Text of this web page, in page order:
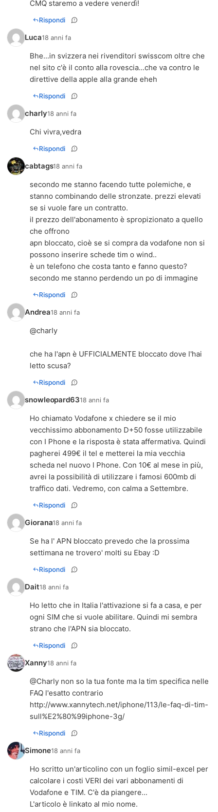
CMQ staremo a vedere venerdì!
Rispondi
Luca18 anni fa
Bhe...in svizzera nei rivenditori swisscom oltre che
nel sito c'è il conto alla rovescia...che va contro le
direttive della apple alla grande eheh
Rispondi
charly18 anni fa
Chi vivra,vedra
Rispondi
cabtags18 anni fa
secondo me stanno facendo tutte polemiche, e
stanno combinando delle stronzate. prezzi elevati
se si vuole fare un contratto.
il prezzo dell'abonamento è spropizionato a quello
che offrono
apn bloccato, cioè se si compra da vodafone non si
possono inserire schede tim o wind..
è un telefono che costa tanto e fanno questo?
secondo me stanno perdendo un po di immagine
Rispondi
Andrea18 anni fa
@charly
che ha l'apn è UFFICIALMENTE bloccato dove l'hai
letto scusa?
Rispondi
snowleopard6318 anni fa
Ho chiamato Vodafone x chiedere se il mio
vecchissimo abbonamento D+50 fosse utilizzabile
con I Phone e la risposta è stata affermativa. Quindi
pagherei 499€ il tel e metterei la mia vecchia
scheda nel nuovo I Phone. Con 10€ al mese in più,
avrei la possibilità di utilizzare i famosi 600mb di
traffico dati. Vedremo, con calma a Settembre.
Rispondi
Giorana18 anni fa
Se ha l' APN bloccato prevedo che la prossima
settimana ne trovero' molti su Ebay :D
Rispondi
Dait18 anni fa
Ho letto che in Italia l'attivazione si fa a casa, e per
ogni SIM che si vuole abilitare. Quindi mi sembra
strano che l'APN sia bloccato.
Rispondi
Xanny18 anni fa
@Charly non so la tua fonte ma la tim specifica nelle
http://www.xannytech.net/iphone/113/le-faq-di-tim-
sull%E2%80%99iphone-3g/
Rispondi
Simone18 anni fa
Ho scritto un'articolino con un foglio simil-excel per
calcolare i costi VERI dei vari abbonamenti di
Vodafone e TIM. C'è da piangere...
L'articolo è linkato al mio nome.